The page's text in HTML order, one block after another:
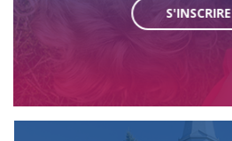
S'INSCRIRE